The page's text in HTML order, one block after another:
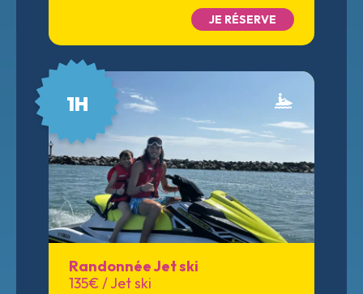
JE RÉSERVE
1H
Randonnée Jet ski
135€ / Jet ski